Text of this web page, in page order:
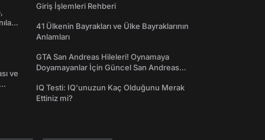
ve
Giriş İşlemleri Rehberi
41 Ülkenin Bayrakları ve Ülke Bayraklarının
Anlamları
GTA San Andreas Hileleri! Oynamaya
Doyamayanlar İçin Güncel San Andreas
IQ Testi: IQ'unuzun Kaç Olduğunu Merak
Ettiniz mi?